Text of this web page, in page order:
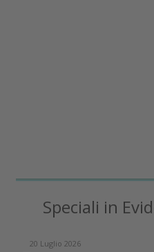
Speciali in
20 Luglio 2026